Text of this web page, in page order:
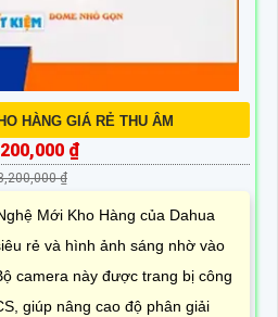
HÀNG GIÁ RẺ THU ÂM
₫
₫
Mới Kho Hàng của Dahua
rẻ và hình ảnh sáng nhờ vào
camera này được trang bị công
giúp nâng cao độ phân giải